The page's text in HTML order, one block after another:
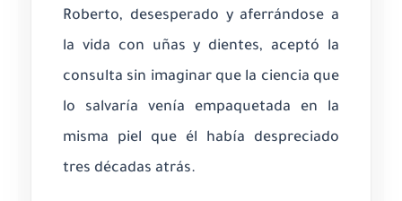
Roberto, desesperado y aferrándose a
la vida con uñas y dientes, aceptó la
consulta sin imaginar que la ciencia que
lo salvaría venía empaquetada en la
misma piel que él había despreciado
tres décadas atrás.